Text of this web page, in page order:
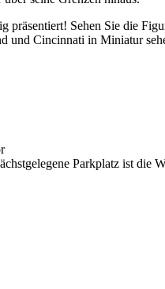
Sehen Sie die
und Cincinnati in Miniatur
Parkplatz ist die